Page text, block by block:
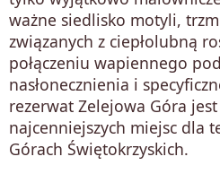
ważne siedlisko motyli,
związanych z ciepłolubną
połączeniu wapiennego
nasłonecznienia i
rezerwat Zelejowa Góra
najcenniejszych miejsc dla
Górach Świętokrzyskich.